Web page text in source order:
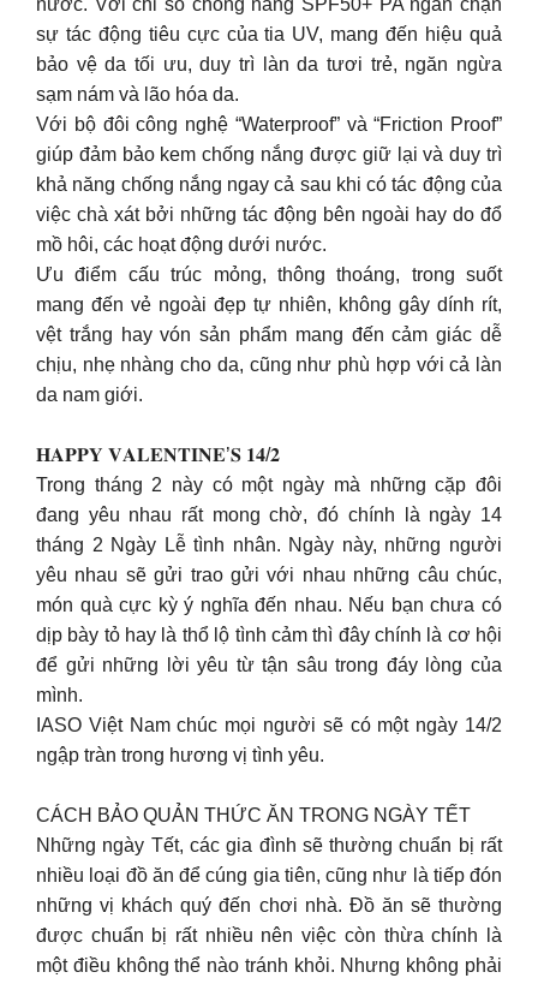
sự tác động tiêu cực của tia UV, mang đến hiệu quả
bảo vệ da tối ưu, duy trì làn da tươi trẻ, ngăn ngừa
sạm nám và lão hóa da.
Với bộ đôi công nghệ “Waterproof” và “Friction Proof”
giúp đảm bảo kem chống nắng được giữ lại và duy trì
khả năng chống nắng ngay cả sau khi có tác động của
việc chà xát bởi những tác động bên ngoài hay do đổ
mồ hôi, các hoạt động dưới nước.
Ưu điểm cấu trúc mỏng, thông thoáng, trong suốt
mang đến vẻ ngoài đẹp tự nhiên, không gây dính rít,
vệt trắng hay vón sản phẩm mang đến cảm giác dễ
chịu, nhẹ nhàng cho da, cũng như phù hợp với cả làn
da nam giới.
𝐇𝐀𝐏𝐏𝐘 𝐕𝐀𝐋𝐄𝐍𝐓𝐈𝐍𝐄’𝐒 𝟏𝟒/𝟐
Trong tháng 2 này có một ngày mà những cặp đôi
đang yêu nhau rất mong chờ, đó chính là ngày 14
tháng 2 Ngày Lễ tình nhân. Ngày này, những người
yêu nhau sẽ gửi trao gửi với nhau những câu chúc,
món quà cực kỳ ý nghĩa đến nhau. Nếu bạn chưa có
dịp bày tỏ hay là thổ lộ tình cảm thì đây chính là cơ hội
để gửi những lời yêu từ tận sâu trong đáy lòng của
mình.
IASO Việt Nam chúc mọi người sẽ có một ngày 14/2
ngập tràn trong hương vị tình yêu.
CÁCH BẢO QUẢN THỨC ĂN TRONG NGÀY TẾT
Những ngày Tết, các gia đình sẽ thường chuẩn bị rất
nhiều loại đồ ăn để cúng gia tiên, cũng như là tiếp đón
những vị khách quý đến chơi nhà. Đồ ăn sẽ thường
được chuẩn bị rất nhiều nên việc còn thừa chính là
một điều không thể nào tránh khỏi. Nhưng không phải